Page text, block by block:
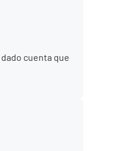
cuenta que